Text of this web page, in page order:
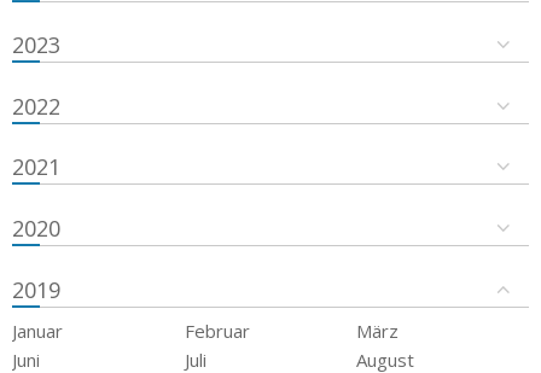
2023
2022
2021
2020
2019
Januar Februar
März
Juni
Juli
August